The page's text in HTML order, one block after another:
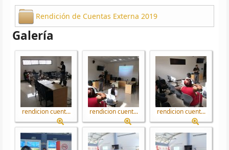
Rendición de Cuentas Externa 2019
Galería
rendicion cuent... rendicion cuent... rendicion cuent...